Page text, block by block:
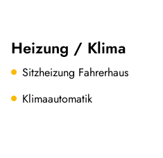
Heizung / Klima
Sitzheizung Fahrerhaus
Klimaautomatik